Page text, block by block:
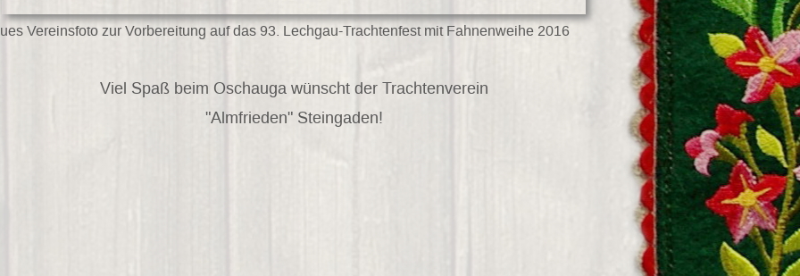
Vereinsfoto zur Vorbereitung auf das 93. Lechgau-Trachtenfest mit Fahnenweihe 2016
Viel Spaß beim Oschauga wünscht der Trachtenverein
"Almfrieden" Steingaden!